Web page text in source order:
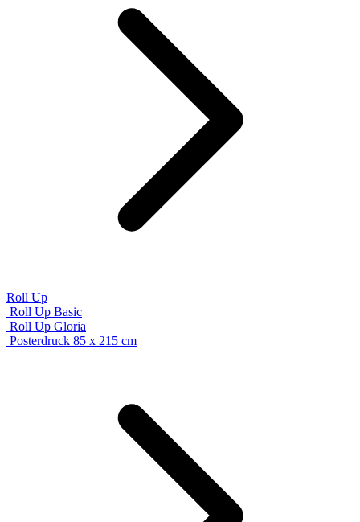
Roll Up
Roll Up Basic
Roll Up Gloria
Posterdruck 85 x 215 cm